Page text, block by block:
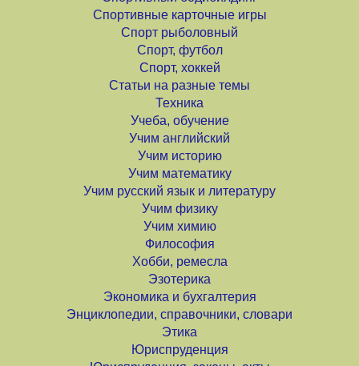
Спортивные карточные игры
Спорт рыболовный
Спорт, футбол
Спорт, хоккей
Статьи на разные темы
Техника
Учеба, обучение
Учим английский
Учим историю
Учим математику
Учим русский язык и литературу
Учим физику
Учим химию
Философия
Хобби, ремесла
Эзотерика
Экономика и бухгалтерия
Энциклопедии, справочники, словари
Этика
Юриспруденция